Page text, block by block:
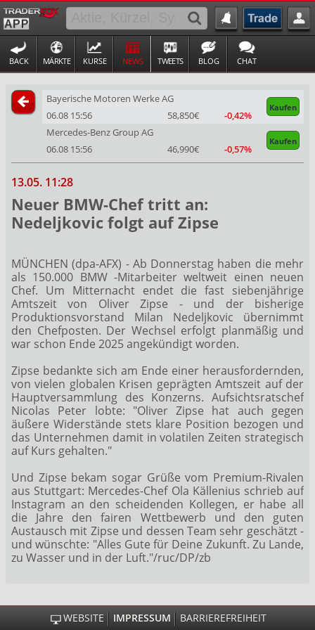
BACK MÄRKTE KURSE NEWS TWEETS BLOG CHAT
Bayerische Motoren Werke AG
Kaufen
06.08 15:56 58,850€
-0,42%
Mercedes-Benz Group AG
Kaufen
06.08 15:56 46,990€ -0,57%
13.05. 11:28
Neuer BMW-Chef tritt an:
Nedeljkovic folgt auf Zipse
MÜNCHEN (dpa-AFX) - Ab Donnerstag haben die mehr
als 150.000 BMW -Mitarbeiter weltweit einen neuen
Chef. Um Mitternacht endet die fast siebenjährige
Amtszeit von Oliver Zipse - und der bisherige
Produktionsvorstand Milan Nedeljkovic übernimmt
den Chefposten. Der Wechsel erfolgt planmäßig und
war schon Ende 2025 angekündigt worden.
Zipse bedankte sich am Ende einer herausfordernden,
von vielen globalen Krisen geprägten Amtszeit auf der
Hauptversammlung des Konzerns. Aufsichtsratschef
Nicolas Peter lobte: "Oliver Zipse hat auch gegen
äußere Widerstände stets klare Position bezogen und
das Unternehmen damit in volatilen Zeiten strategisch
auf Kurs gehalten."
Und Zipse bekam sogar Grüße vom Premium-Rivalen
aus Stuttgart: Mercedes-Chef Ola Källenius schrieb auf
Instagram an den scheidenden Kollegen, er habe all
die Jahre den fairen Wettbewerb und den guten
Austausch mit Zipse und dessen Team sehr geschätzt -
und wünschte: "Alles Gute für Deine Zukunft. Zu Lande,
zu Wasser und in der Luft."/ruc/DP/zb
WEBSITE IMPRESSUM BARRIEREFREIHEIT